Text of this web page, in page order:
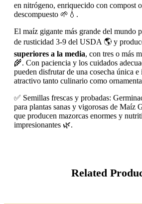
en nitrógeno, enriquecido con compost
descompuesto 🌱💧.
El maíz gigante más grande del mundo
de rusticidad 3-9 del USDA 🌎 y
superiores a la media, con tres o más
🌾. Con paciencia y los cuidados
pueden disfrutar de una cosecha única e
atractivo tanto culinario como
✅ Semillas frescas y probadas:
para plantas sanas y vigorosas de Maíz
que producen mazorcas enormes y
impresionantes 🌿.
Related